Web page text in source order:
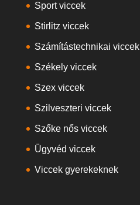
Sport viccek
Stirlitz viccek
Számítástechnikai viccek
Székely viccek
Szex viccek
Szilveszteri viccek
Szőke nős viccek
Ügyvéd viccek
Viccek gyerekeknek